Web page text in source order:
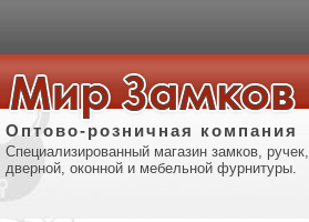
Оптово-розничная компания
Специализированный магазин замков, ручек,
дверной, оконной и мебельной фурнитуры.